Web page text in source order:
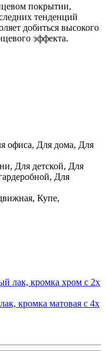
покрытии,
тенденций
добиться высокого
эффекта.
офиса, Для дома, Для
Для детской, Для
Для
Купе,
лак, кромка хром с 2х
кромка матовая с 4х